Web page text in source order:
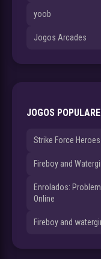
yoob
Jogos Arcades
JOGOS
Strike Force
Fireboy and
Enrolados:
Online
Fireboy and